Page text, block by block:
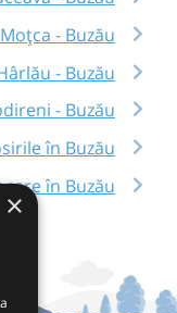
- Buzău
- Buzău
- Buzău
în Buzău
în Buzău
×